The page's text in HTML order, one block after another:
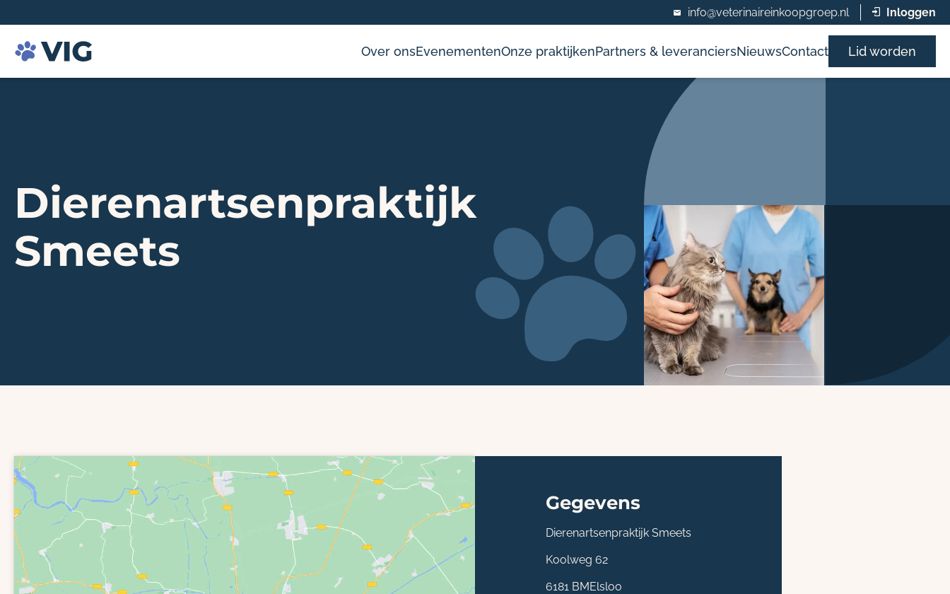
info@veterinaireinkoopgroep.nl Inloggen
Over onsEvenementenOnze praktijkenPartners & leveranciersNieuwsContact Lid worden
Dierenartsenpraktijk
Smeets
Gegevens
Dierenartsenpraktijk Smeets
Koolweg 62
6181 BMElsloo